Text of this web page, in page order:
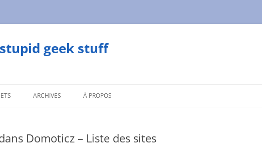
geek stuff
ARCHIVES À PROPOS
Domoticz – Liste des sites